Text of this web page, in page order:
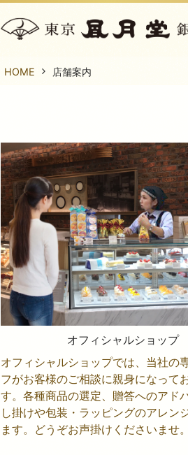
HOME 店舗案内
オフィシャルショップ
オフィシャルショップでは、当社の
フがお客様のご相談に親身になって
す。各種商品の選定、贈答へのアド
し掛けや包装・ラッピングのアレン
ます。どうぞお声掛けくださいませ。